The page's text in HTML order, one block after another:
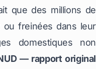
que des millions de
ou freinées dans leur
domestiques non
— rapport original